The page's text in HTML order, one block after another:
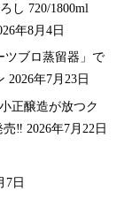
し 720/1800ml
年8月4日
ツブロ蒸留器」で
2026年7月23日
正醸造が放つク
売‼️ 2026年7月22日
7日